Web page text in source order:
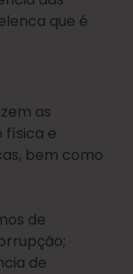
que é
as
física e
bem como
de
de